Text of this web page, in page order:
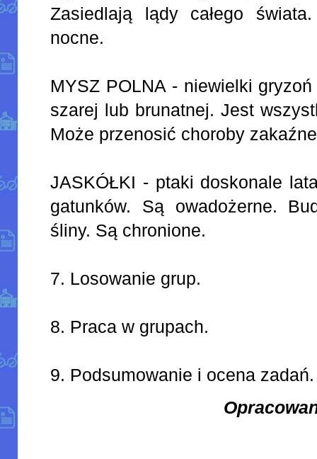
Zasiedlają lądy całego
nocne.
MYSZ POLNA - niewielki
szarej lub brunatnej. Jest
Może przenosić choroby
JASKÓŁKI - ptaki doskonale
gatunków. Są owadożerne.
śliny. Są chronione.
7. Losowanie grup.
8. Praca w grupach.
9. Podsumowanie i ocena zadań.